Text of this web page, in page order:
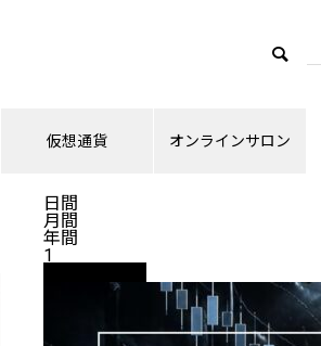
仮想通貨 オンラインサロン
ランキング
日間
月間
年間
1